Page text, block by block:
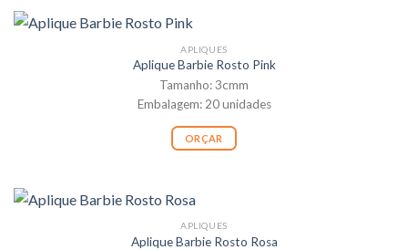
APLIQUES
Aplique Barbie Rosto Pink
Tamanho: 3cmm
Embalagem: 20 unidades
ORÇAR
APLIQUES
Aplique Barbie Rosto Rosa